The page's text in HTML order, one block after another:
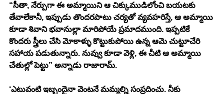
“సీతా, నేర్పుగా ఈ అమ్మాయిని ఆ చిక్కుముడిలోంచి బయటకు
తేవాలేకానీ, ఇప్పుడు తొందరపాటు చర్యతో వ్యవహరిస్తే, ఆ అమ్మాయి
కూడా శివాని భవానుల్లా మారిపోయే ప్రమాదముంది. ఇప్పటికే
కొందరు స్త్రీలు చేసి మోకాళ్ళు కొట్టుకుపోయి ఉన్న ఆమె చుట్టూచేరి
సహాయ పడుతున్నారు. నువ్వు కూడా వెళ్లి, ఈ చీటి ఆ అమ్మాయి
చేతుల్లో పెట్టు” అన్నాడు రాజారామ్.
‘ఎటువంటి ఇబ్బందైనా వెంటనే మమ్మల్ని సంప్రదించు. నీకు